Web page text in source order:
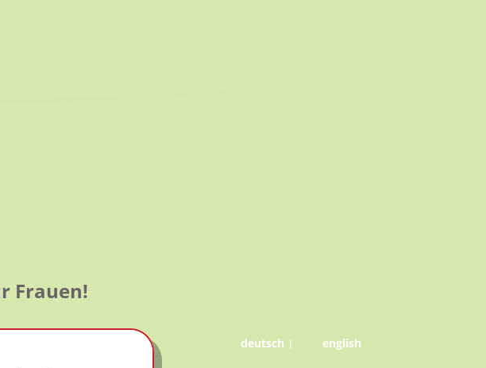
Frauen!
deutsch | english